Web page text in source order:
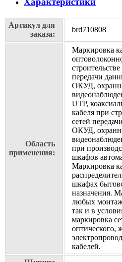
Артикул для
заказа:
brd710808
Область
применения:
Маркировка
передачи
ОКУД,
UTP,
кабеля при
сетей
ОКУД,
при
шкафов
Маркировка
шкафах
назначения.
любых
так и в
маркировка
оптического,
кабелей.